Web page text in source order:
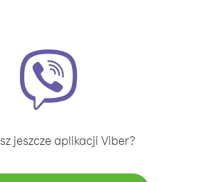
jeszcze aplikacji Viber?